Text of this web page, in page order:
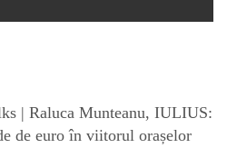
| Raluca Munteanu, IULIUS:
de euro în viitorul orașelor